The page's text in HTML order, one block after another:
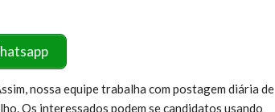
nossa equipe trabalha com postagem diária de
Os interessados podem se candidatos usando